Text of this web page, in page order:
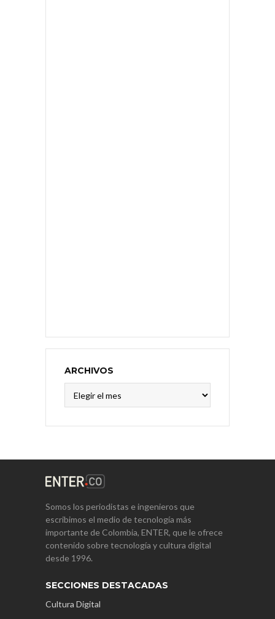
ARCHIVOS
Somos los periodistas e ingenieros que
escribimos el medio de tecnología más
importante de Colombia, ENTER, que le ofrece
contenido sobre tecnología y cultura digital
desde 1996.
SECCIONES DESTACADAS
Cultura Digital